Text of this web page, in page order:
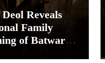
Reveals
Family
of Batwara